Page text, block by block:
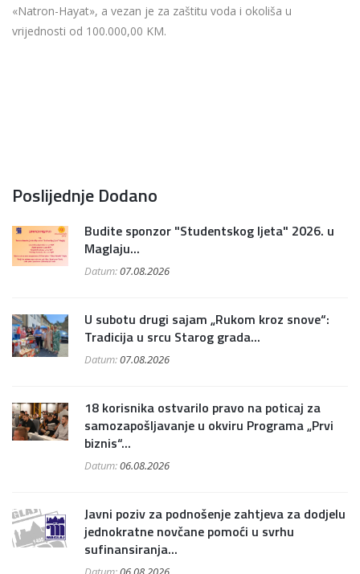
«Natron-Hayat», a vezan je za zaštitu voda i okoliša u
vrijednosti od 100.000,00 KM.
Poslijednje Dodano
Budite sponzor "Studentskog ljeta" 2026. u
Maglaju...
Datum:07.08.2026
U subotu drugi sajam „Rukom kroz snove“:
Tradicija u srcu Starog grada...
Datum:07.08.2026
18 korisnika ostvarilo pravo na poticaj za
samozapošljavanje u okviru Programa „Prvi
biznis“...
Datum:06.08.2026
Javni poziv za podnošenje zahtjeva za dodjelu
jednokratne novčane pomoći u svrhu
sufinansiranja...